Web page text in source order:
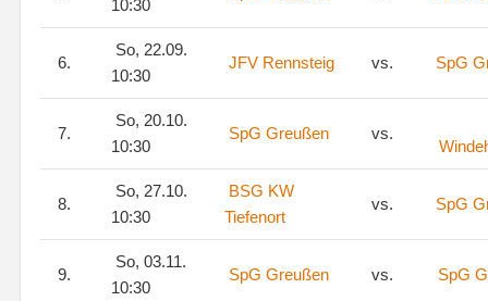
10:30
6.
So, 22.09.
10:30
JFV Rennsteig vs. SpG
7.
So, 20.10.
10:30
SpG Greußen vs.
8.
So, 27.10.
10:30
BSG KW
Tiefenort
vs. SpG
9.
So, 03.11.
10:30
SpG Greußen vs. SpG